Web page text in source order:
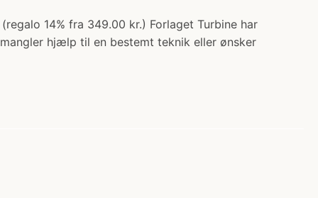
14% fra 349.00 kr.) Forlaget Turbine har
hjælp til en bestemt teknik eller ønsker